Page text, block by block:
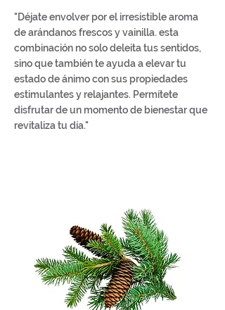
"Déjate envolver por el irresistible aroma
de arándanos frescos y vainilla. esta
combinación no solo deleita tus sentidos,
sino que también te ayuda a elevar tu
estado de ánimo con sus propiedades
estimulantes y relajantes. Permítete
disfrutar de un momento de bienestar que
revitaliza tu día."